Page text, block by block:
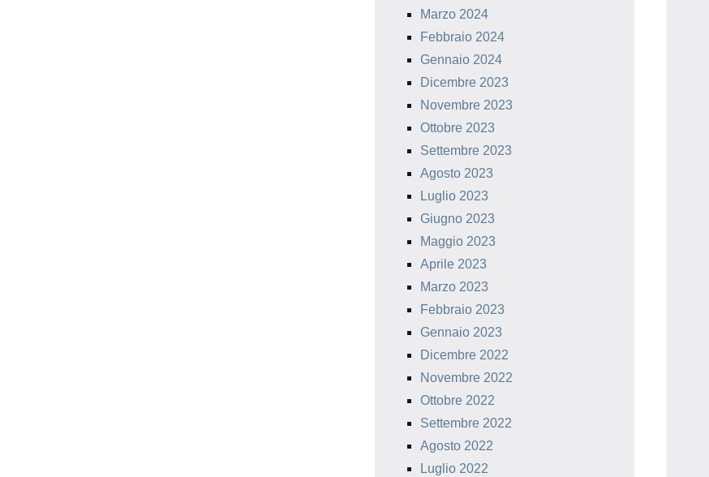
Marzo 2024
Febbraio 2024
Gennaio 2024
Dicembre 2023
Novembre 2023
Ottobre 2023
Settembre 2023
Agosto 2023
Luglio 2023
Giugno 2023
Maggio 2023
Aprile 2023
Marzo 2023
Febbraio 2023
Gennaio 2023
Dicembre 2022
Novembre 2022
Ottobre 2022
Settembre 2022
Agosto 2022
Luglio 2022